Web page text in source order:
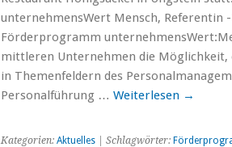
unternehmensWert Mensch, Referentin
Förderprogramm
mittleren Unternehmen die
in Themenfeldern des
Personalführung … Weiterlesen →
Kategorien: Aktuelles| Schlagwörter: